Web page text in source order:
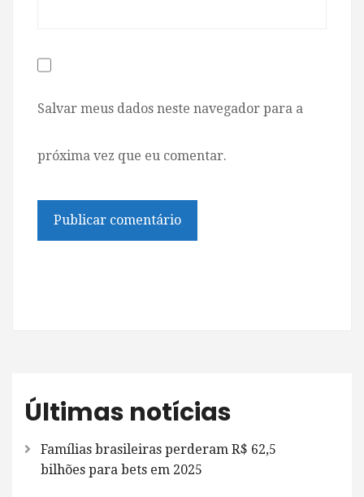
Salvar meus dados neste navegador para a
próxima vez que eu comentar.
Últimas notícias
Famílias brasileiras perderam R$ 62,5
bilhões para bets em 2025